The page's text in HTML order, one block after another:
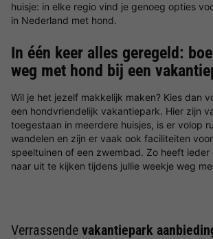
huisje: in elke regio vind je genoeg opties
in Nederland met hond.
In één keer alles geregeld:
weg met hond bij een
Wil je het jezelf makkelijk maken? Kies dan
een hondvriendelijk vakantiepark. Hier zijn
toegestaan in meerdere huisjes, is er volop
wandelen en zijn er vaak ook faciliteiten
speeltuinen of een zwembad. Zo heeft ieder
naar uit te kijken tijdens jullie weekje weg
Verrassende vakantiepark